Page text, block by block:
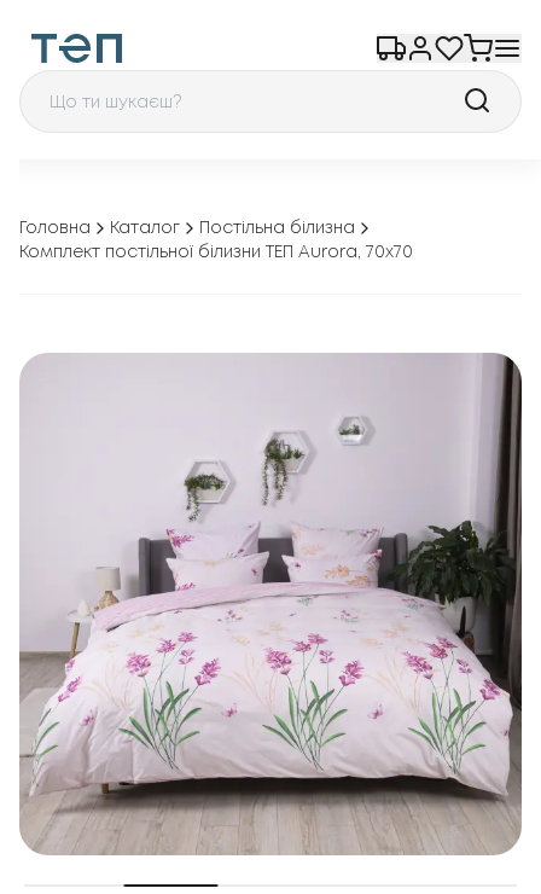
Головна Каталог
Постільна білизна
Комплект постільної білизни ТЕП Aurora, 70x70